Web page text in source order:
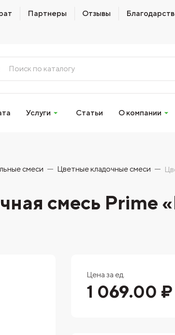
Партнеры Отзывы
Услуги Статьи О компании
смеси Цветные кладочные смеси
смесь Prime
Цена за ед.
1 069.00 ₽